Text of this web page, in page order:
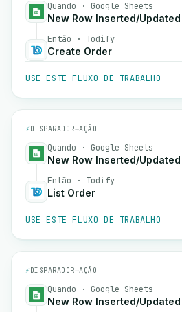
Quando · Google Sheets
New Row Inserted/Updated
Então · Todify
Create Order
USE ESTE FLUXO DE TRABALHO
⚡ DISPARADOR→AÇÃO
Quando · Google Sheets
New Row Inserted/Updated
Então · Todify
List Order
USE ESTE FLUXO DE TRABALHO
⚡ DISPARADOR→AÇÃO
Quando · Google Sheets
New Row Inserted/Updated